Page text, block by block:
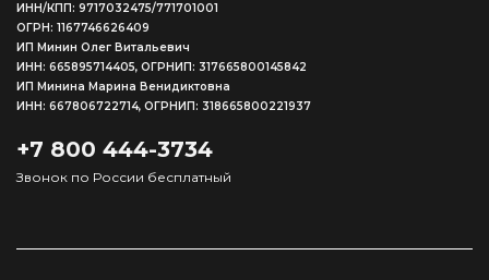
ИНН/КПП: 9717032475/771701001
ОГРН: 1167746626409
ИП Минин Олег Витальевич
ИНН: 665895714405, ОГРНИП: 317665800145842
ИП Минина Марина Венидиктовна
ИНН: 667806722714, ОГРНИП: 318665800221937
+7 800 444-3734
Звонок по России бесплатный